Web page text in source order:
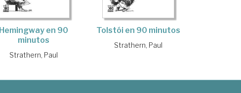
Hemingway en 90
minutos
Strathern, Paul
Tolstói en 90 minutos
Strathern, Paul